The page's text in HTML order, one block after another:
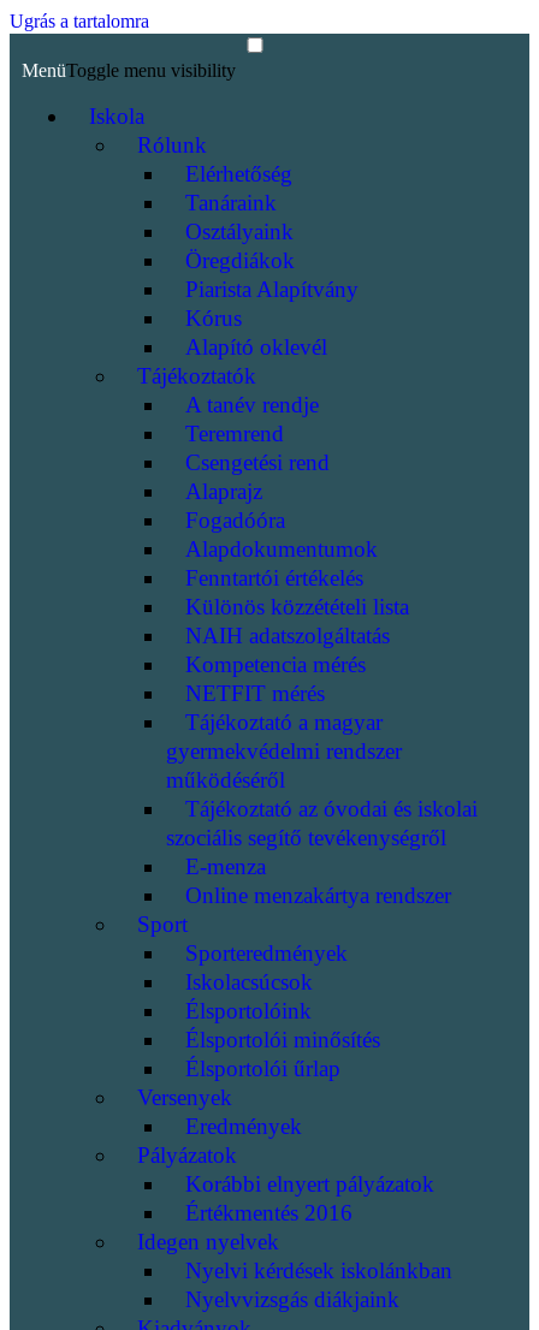
Ugrás a tartalomra
MenüToggle menu visibility
Iskola
Rólunk
Elérhetőség
Tanáraink
Osztályaink
Öregdiákok
Piarista Alapítvány
Kórus
Alapító oklevél
Tájékoztatók
A tanév rendje
Teremrend
Csengetési rend
Alaprajz
Fogadóóra
Alapdokumentumok
Fenntartói értékelés
Különös közzétételi lista
NAIH adatszolgáltatás
Kompetencia mérés
NETFIT mérés
Tájékoztató a magyar
gyermekvédelmi rendszer
működéséről
Tájékoztató az óvodai és iskolai
szociális segítő tevékenységről
E-menza
Online menzakártya rendszer
Sport
Sporteredmények
Iskolacsúcsok
Élsportolóink
Élsportolói minősítés
Élsportolói űrlap
Versenyek
Eredmények
Pályázatok
Korábbi elnyert pályázatok
Értékmentés 2016
Idegen nyelvek
Nyelvi kérdések iskolánkban
Nyelvvizsgás diákjaink